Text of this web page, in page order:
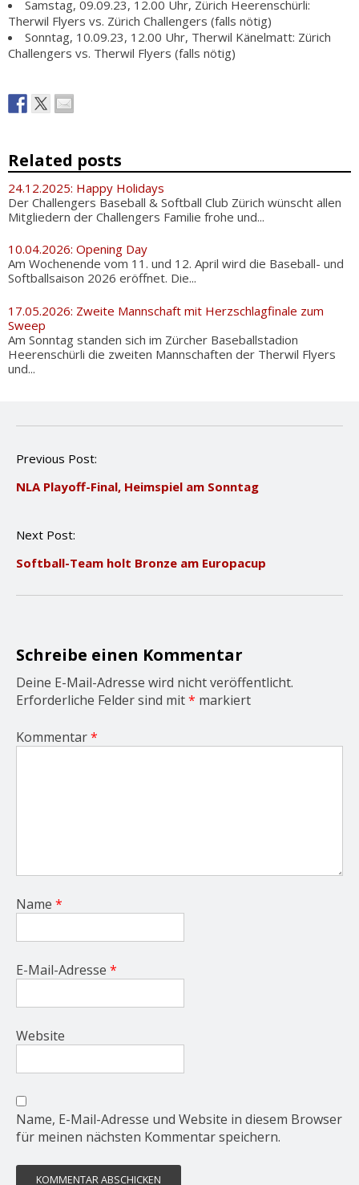
Samstag, 09.09.23, 12.00 Uhr, Zürich Heerenschürli:
Therwil Flyers vs. Zürich Challengers (falls nötig)
Sonntag, 10.09.23, 12.00 Uhr, Therwil Känelmatt: Zürich
Challengers vs. Therwil Flyers (falls nötig)
Related posts
24.12.2025: Happy Holidays
Der Challengers Baseball & Softball Club Zürich wünscht allen
Mitgliedern der Challengers Familie frohe und...
10.04.2026: Opening Day
Am Wochenende vom 11. und 12. April wird die Baseball- und
Softballsaison 2026 eröffnet. Die...
17.05.2026: Zweite Mannschaft mit Herzschlagfinale zum
Sweep
Am Sonntag standen sich im Zürcher Baseballstadion
Heerenschürli die zweiten Mannschaften der Therwil Flyers
und...
P
s
a
i
o
Previous Post:
NLA Playoff-Final, Heimspiel am Sonntag
Next Post:
Softball-Team holt Bronze am Europacup
Schreibe einen Kommentar
Deine E-Mail-Adresse wird nicht veröffentlicht.
Erforderliche Felder sind mit* markiert
Kommentar*
Name *
E-Mail-Adresse *
Website
Name, E-Mail-Adresse und Website in diesem Browser
für meinen nächsten Kommentar speichern.